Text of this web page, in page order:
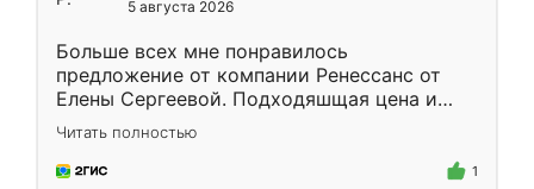
5 августа 2026
Больше всех мне понравилось
предложение от компании Ренессанс от
Елены Сергеевой. Подходяшщая цена и
короткие сроки изготовления. Приехавший
для замера сотрудник Владислав
предложил по моему эскизу самый
Читать полностью
1